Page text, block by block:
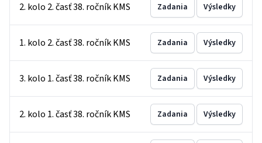
2. kolo 2. časť 38. ročník KMS Zadania Výsledky
1. kolo 2. časť 38. ročník KMS Zadania Výsledky
3. kolo 1. časť 38. ročník KMS Zadania Výsledky
2. kolo 1. časť 38. ročník KMS Zadania Výsledky